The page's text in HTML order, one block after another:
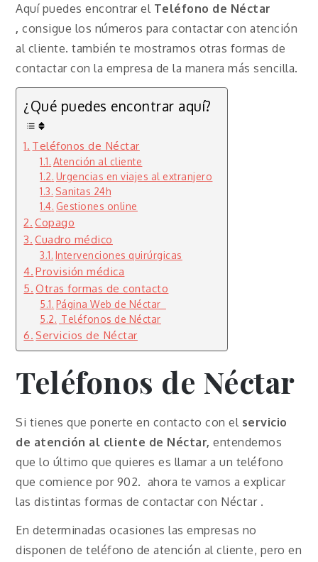
Aquí puedes encontrar el Teléfono de Néctar
,consigue los números para contactar con atención
al cliente. también te mostramos otras formas de
contactar con la empresa de la manera más sencilla.
¿Qué puedes encontrar aquí?
Teléfonos de Néctar
Atención al cliente
Urgencias en viajes al extranjero
Sanitas 24h
Gestiones online
Copago
Cuadro médico
Intervenciones quirúrgicas
Provisión médica
Otras formas de contacto
Página Web de Néctar
Teléfonos de Néctar
Servicios de Néctar
Teléfonos de Néctar
Si tienes que ponerte en contacto con el servicio
de atención al cliente de Néctar, entendemos
que lo último que quieres es llamar a un teléfono
que comience por 902. ahora te vamos a explicar
las distintas formas de contactar con Néctar .
En determinadas ocasiones las empresas no
disponen de teléfono de atención al cliente, pero en